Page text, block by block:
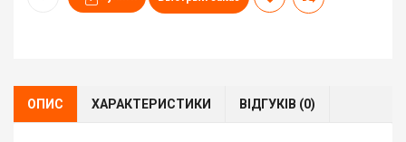
ОПИС ХАРАКТЕРИСТИКИ ВІДГУКІВ (0)